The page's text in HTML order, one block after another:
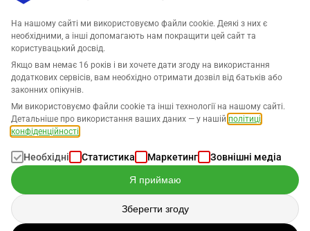
Компанія
Підтримка
Рішення для Amazon
Дані обробляються відповідно до нашоїПолітики конфіденційності .
На нашому сайті ми використовуємо файли cookie. Деякі з них є
необхідними, а інші допомагають нам покращити цей сайт та
користувацький досвід.
Якщо вам немає 16 років і ви хочете дати згоду на використання
додаткових сервісів, вам необхідно отримати дозвіл від батьків або
законних опікунів.
Ми використовуємо файли cookie та інші технології на нашому сайті.
Детальніше про використання ваших даних — у нашій політиці
конфіденційності
Необхідні Статистика Маркетинг Зовнішні медіа
Я приймаю
Зберегти згоду